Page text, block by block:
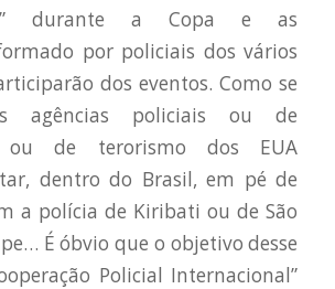
durante a Copa e as
por policiais dos vários
dos eventos. Como se
agências policiais ou de
ou de terorismo dos EUA
dentro do Brasil, em pé de
a polícia de Kiribati ou de São
É óbvio que o objetivo desse
Policial Internacional”